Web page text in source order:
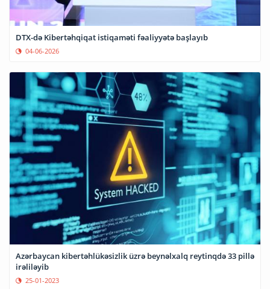
DTX-də Kibertəhqiqat istiqaməti fəaliyyətə başlayıb
04-06-2026
Azərbaycan kibertəhlükəsizlik üzrə beynəlxalq reytinqdə 33 pillə
irəliləyib
25-01-2023